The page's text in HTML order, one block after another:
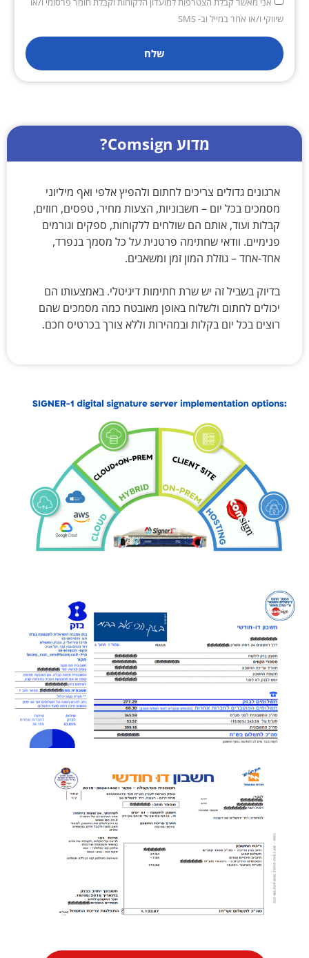
שיווקי ו/או אחר במייל וב- SMS
שלח
מדוע Comsign?
ארגונים גדולים צריכים לחתום ולהפיץ אלפי ואף מיליוני
מסמכים בכל יום – חשבוניות, הצעות מחיר, טפסים, חוזים,
קבלות ועוד, אותם הם שולחים ללקוחות, ספקים וגורמים
פנימיים. וודאי שחתימה פרטנית על כל מסמך בנפרד,
אחד-אחד – גוזלת המון זמן ומשאבים.
בדיוק בשביל זה יש שרת חתימות דיגיטלי. באמצעותו הם
יכולים לחתום ולשלוח באופן מאובטח כמה מסמכים שהם
רוצים בכל יום בקלות ובמהירות וללא צורך בכרטיס חכם.